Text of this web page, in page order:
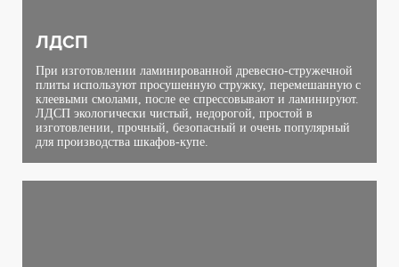
ЛДСП
При изготовлении ламинированной древесно-стружечной
плиты используют просушенную стружку, перемешанную с
клеевыми смолами, после ее спрессовывают и ламинируют.
ЛДСП экологически чистый, недорогой, простой в
изготовлении, прочный, безопасный и очень популярный
для производства шкафов-купе.